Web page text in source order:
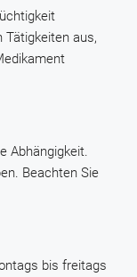
Tätigkeiten aus,
Abhängigkeit.
Beachten Sie
bis freitags